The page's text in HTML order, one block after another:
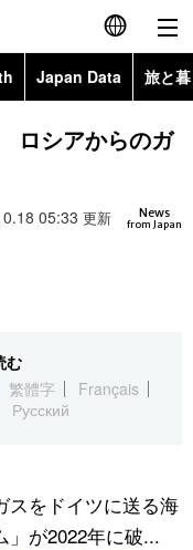
English
简体字
Русский
Japan Data 旅と
Topics
ロシアからのガ
News
from Japan
05:33 更新
む
繁體字
Français
Русский
スをドイツに送る海
」が2022年に破...